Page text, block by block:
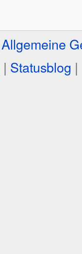
Allgemeine
| Statusblog |